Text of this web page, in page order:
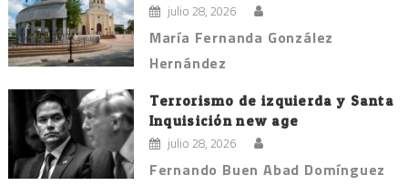
julio 28, 2026
María Fernanda González
Hernández
Terrorismo de izquierda y Santa
Inquisición new age
julio 28, 2026
Fernando Buen Abad Domínguez